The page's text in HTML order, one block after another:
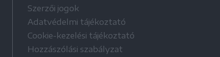
Szerzői jogok
Adatvédelmi tájékoztató
Cookie-kezelési tájékoztató
Hozzászólási szabályzat